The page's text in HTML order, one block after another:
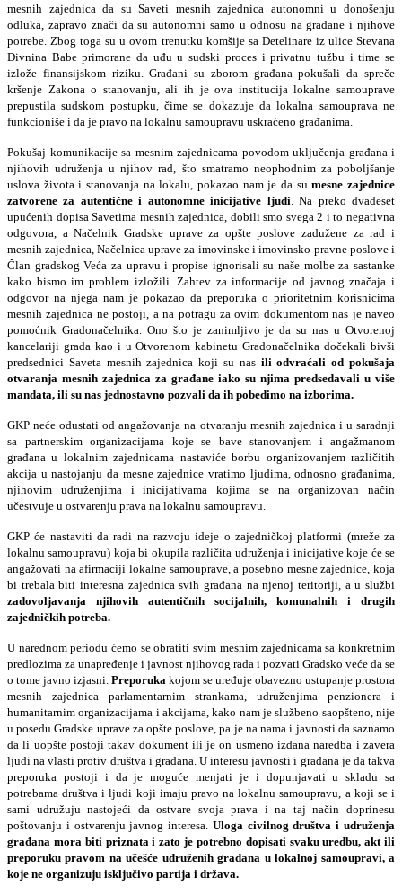
mesnih zajednica da su Saveti mesnih zajednica autonomni u donošenju
odluka, zapravo znači da su autonomni samo u odnosu na građane i njihove
potrebe. Zbog toga su u ovom trenutku komšije sa Detelinare iz ulice Stevana
Divnina Babe primorane da uđu u sudski proces i privatnu tužbu i time se
izlože finansijskom riziku. Građani su zborom građana pokušali da spreče
kršenje Zakona o stanovanju, ali ih je ova institucija lokalne samouprave
prepustila sudskom postupku, čime se dokazuje da lokalna samouprava ne
funkcioniše i da je pravo na lokalnu samoupravu uskraćeno građanima.
Pokušaj komunikacije sa mesnim zajednicama povodom uključenja građana i
njihovih udruženja u njihov rad, što smatramo neophodnim za poboljšanje
uslova života i stanovanja na lokalu, pokazao nam je da sumesne zajednice
zatvorene za autentične i autonomne inicijative ljudi. Na preko dvadeset
upućenih dopisa Savetima mesnih zajednica, dobili smo svega 2 i to negativna
odgovora, a Načelnik Gradske uprave za opšte poslove zadužene za rad i
mesnih zajednica, Načelnica uprave za imovinske i imovinsko-pravne poslove i
Član gradskog Veća za upravu i propise ignorisali su naše molbe za sastanke
kako bismo im problem izložili. Zahtev za informacije od javnog značaja i
odgovor na njega nam je pokazao da preporuka o prioritetnim korisnicima
mesnih zajednica ne postoji, a na potragu za ovim dokumentom nas je naveo
pomoćnik Gradonačelnika. Ono što je zanimljivo je da su nas u Otvorenoj
kancelariji grada kao i u Otvorenom kabinetu Gradonačelnika dočekali bivši
predsednici Saveta mesnih zajednica koji su nas ili odvraćali od pokušaja
otvaranja mesnih zajednica za građane iako su njima predsedavali u više
mandata, ili su nas jednostavno pozvali da ih pobedimo na izborima.
GKP neće odustati od angažovanja na otvaranju mesnih zajednica i u saradnji
sa partnerskim organizacijama koje se bave stanovanjem i angažmanom
građana u lokalnim zajednicama nastaviće borbu organizovanjem različitih
akcija u nastojanju da mesne zajednice vratimo ljudima, odnosno građanima,
njihovim udruženjima i inicijativama kojima se na organizovan način
učestvuje u ostvarenju prava na lokalnu samoupravu.
GKP će nastaviti da radi na razvoju ideje o zajedničkoj platformi (mreže za
lokalnu samoupravu) koja bi okupila različita udruženja i inicijative koje će se
angažovati na afirmaciji lokalne samouprave, a posebno mesne zajednice, koja
bi trebala biti interesna zajednica svih građana na njenoj teritoriji, a u službi
zadovoljavanja njihovih autentičnih socijalnih, komunalnih i drugih
zajedničkih potreba.
U narednom periodu ćemo se obratiti svim mesnim zajednicama sa konkretnim
predlozima za unapređenje i javnost njihovog rada i pozvati Gradsko veće da se
o tome javno izjasni. Preporuka kojom se uređuje obavezno ustupanje prostora
mesnih zajednica parlamentarnim strankama, udruženjima penzionera i
humanitarnim organizacijama i akcijama, kako nam je službeno saopšteno, nije
u posedu Gradske uprave za opšte poslove, pa je na nama i javnosti da saznamo
da li uopšte postoji takav dokument ili je on usmeno izdana naredba i zavera
ljudi na vlasti protiv društva i građana. U interesu javnosti i građana je da takva
preporuka postoji i da je moguće menjati je i dopunjavati u skladu sa
potrebama društva i ljudi koji imaju pravo na lokalnu samoupravu, a koji se i
sami udružuju nastojeći da ostvare svoja prava i na taj način doprinesu
poštovanju i ostvarenju javnog interesa. Uloga civilnog društva i udruženja
građana mora biti priznata i zato je potrebno dopisati svaku uredbu, akt ili
preporuku pravom na učešće udruženih građana u lokalnoj samoupravi, a
koje ne organizuju isključivo partija i država.